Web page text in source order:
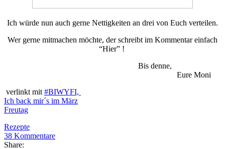
Ich würde nun auch gerne Nettigkeiten an drei von Euch verteilen.
Wer gerne mitmachen möchte, der schreibt im Kommentar einfach
“Hier” !
Bis denne,
Eure Moni
verlinkt mit #BIWYFI,
Ich back mir´s im März
Freutag
Rezepte
38 Kommentare
Share: